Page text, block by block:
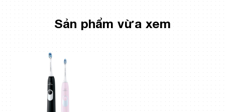
Sản phẩm vừa xem